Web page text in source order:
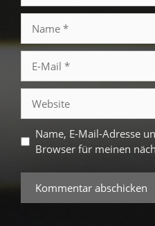
Mail
Name, E-Mail-Adresse
Browser für meinen